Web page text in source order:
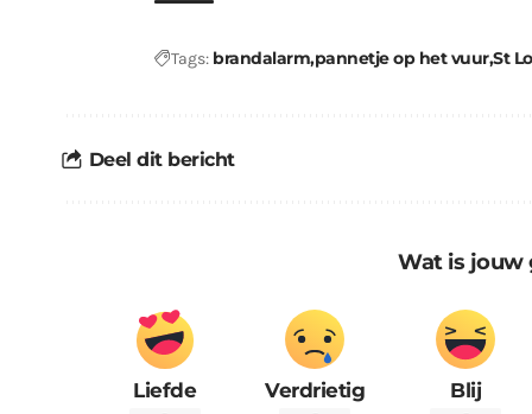
Tags: brandalarmpannetje op het vuurSt
Deel dit bericht
Wat is jouw
Liefde Verdrietig Blij